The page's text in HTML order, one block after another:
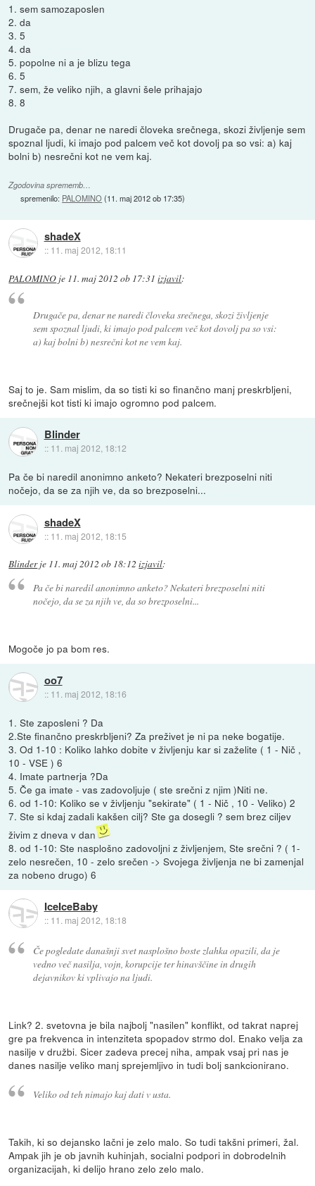
1. sem samozaposlen
2. da
3. 5
4. da
5. popolne ni a je blizu tega
6. 5
7. sem, že veliko njih, a glavni šele prihajajo
8. 8
Drugače pa, denar ne naredi človeka srečnega, skozi življenje sem
spoznal ljudi, ki imajo pod palcem več kot dovolj pa so vsi: a) kaj
bolni b) nesrečni kot ne vem kaj.
Zgodovina sprememb…
spremenilo: PALOMINO(11. maj 2012 ob 17:35)
shadeX
:: 11. maj 2012, 18:11
PALOMINO je 11. maj 2012 ob 17:31 izjavil:
Drugače pa, denar ne naredi človeka srečnega, skozi življenje
sem spoznal ljudi, ki imajo pod palcem več kot dovolj pa so vsi:
a) kaj bolni b) nesrečni kot ne vem kaj.
Saj to je. Sam mislim, da so tisti ki so finančno manj preskrbljeni,
srečnejši kot tisti ki imajo ogromno pod palcem.
Blinder
:: 11. maj 2012, 18:12
Pa če bi naredil anonimno anketo? Nekateri brezposelni niti
nočejo, da se za njih ve, da so brezposelni...
shadeX
:: 11. maj 2012, 18:15
Blinderje 11. maj 2012 ob 18:12 izjavil:
Pa če bi naredil anonimno anketo? Nekateri brezposelni niti
nočejo, da se za njih ve, da so brezposelni...
Mogoče jo pa bom res.
oo7
:: 11. maj 2012, 18:16
1. Ste zaposleni ? Da
2.Ste finančno preskrbljeni? Za preživet je ni pa neke bogatije.
3. Od 1-10 : Koliko lahko dobite v življenju kar si zaželite ( 1 - Nič ,
10 - VSE ) 6
4. Imate partnerja ?Da
5. Če ga imate - vas zadovoljuje ( ste srečni z njim )Niti ne.
6. od 1-10: Koliko se v življenju "sekirate" ( 1 - Nič , 10 - Veliko) 2
7. Ste si kdaj zadali kakšen cilj? Ste ga dosegli ? sem brez ciljev
živim z dneva v dan
8. od 1-10: Ste nasplošno zadovoljni z življenjem, Ste srečni ? ( 1-
zelo nesrečen, 10 - zelo srečen -> Svojega življenja ne bi zamenjal
za nobeno drugo) 6
IceIceBaby
:: 11. maj 2012, 18:18
Če pogledate današnji svet nasplošno boste zlahka opazili, da je
vedno več nasilja, vojn, korupcije ter hinavščine in drugih
dejavnikov ki vplivajo na ljudi.
Link? 2. svetovna je bila najbolj "nasilen" konflikt, od takrat naprej
gre pa frekvenca in intenziteta spopadov strmo dol. Enako velja za
nasilje v družbi. Sicer zadeva precej niha, ampak vsaj pri nas je
danes nasilje veliko manj sprejemljivo in tudi bolj sankcionirano.
Veliko od teh nimajo kaj dati v usta.
Takih, ki so dejansko lačni je zelo malo. So tudi takšni primeri, žal.
Ampak jih je ob javnih kuhinjah, socialni podpori in dobrodelnih
organizacijah, ki delijo hrano zelo zelo malo.